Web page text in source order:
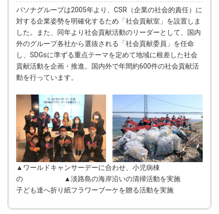
パソナグループは2005年より、CSR（企業の社会的責任）に
対する企業姿勢を明確化するため「社会貢献室」を設置しま
した。また、同年より社会貢献活動のリーダーとして、国内
外のグループ各社から選抜される「社会貢献委員」を任命
し、SDGsに準ずる重点テーマを定めて地域に根差した社会
貢献活動を企画・推進。国内外で年間約600件の社会貢献活
動を行っています。
▲ワールドキャンサーデーに合わせ、小児病棟
の ▲淡路島の海岸沿いの清掃活動を実施
子ども達へ折り紙フラワーブーケを贈る活動を実施